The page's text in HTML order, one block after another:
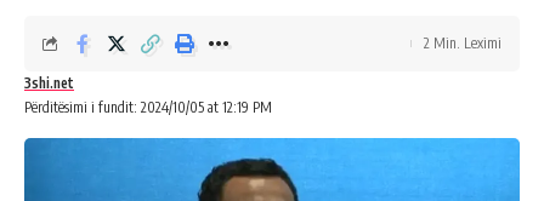
Përditësimi i fundit: 2024/10/05 at 12:19 PM
3shi.net
2 Min. Leximi